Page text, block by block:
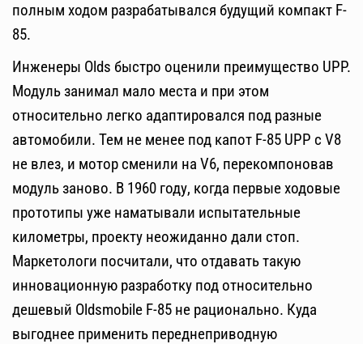
полным ходом разрабатывался будущий компакт F-
85.
Инженеры Olds быстро оценили преимущество UPP.
Модуль занимал мало места и при этом
относительно легко адаптировался под разные
автомобили. Тем не менее под капот F-85 UPP с V8
не влез, и мотор сменили на V6, перекомпоновав
модуль заново. В 1960 году, когда первые ходовые
прототипы уже наматывали испытательные
километры, проекту неожиданно дали стоп.
Маркетологи посчитали, что отдавать такую
инновационную разработку под относительно
дешевый Oldsmobile F-85 не рационально. Куда
выгоднее применить переднеприводную